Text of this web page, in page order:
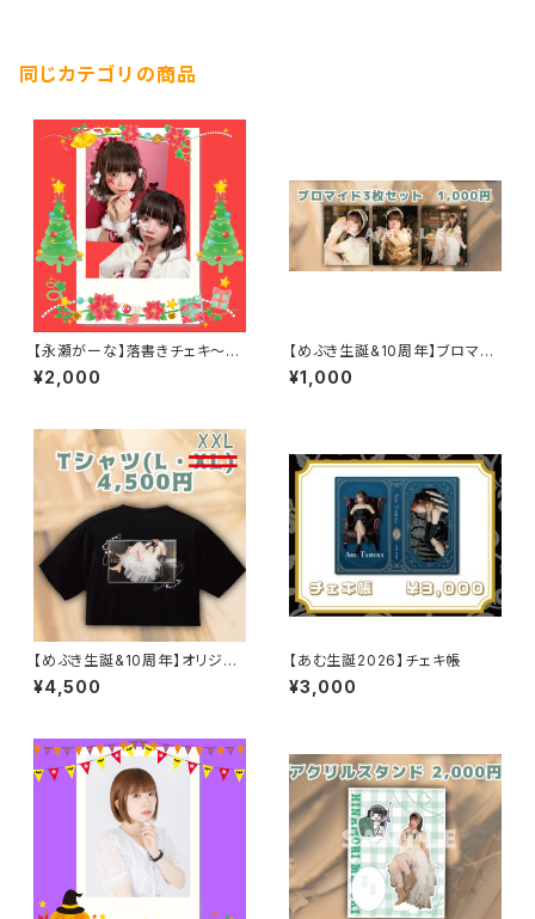
同じカテゴリの商品
【永瀬がーな】落書きチェキ～ク
リスマス2025～
¥2,000
【めぶき生誕&10周年】ブロマイ
ドセット
¥1,000
【めぶき生誕&10周年】オリジナ
ルTシャツ
¥4,500
【あむ生誕2026】チェキ帳
¥3,000